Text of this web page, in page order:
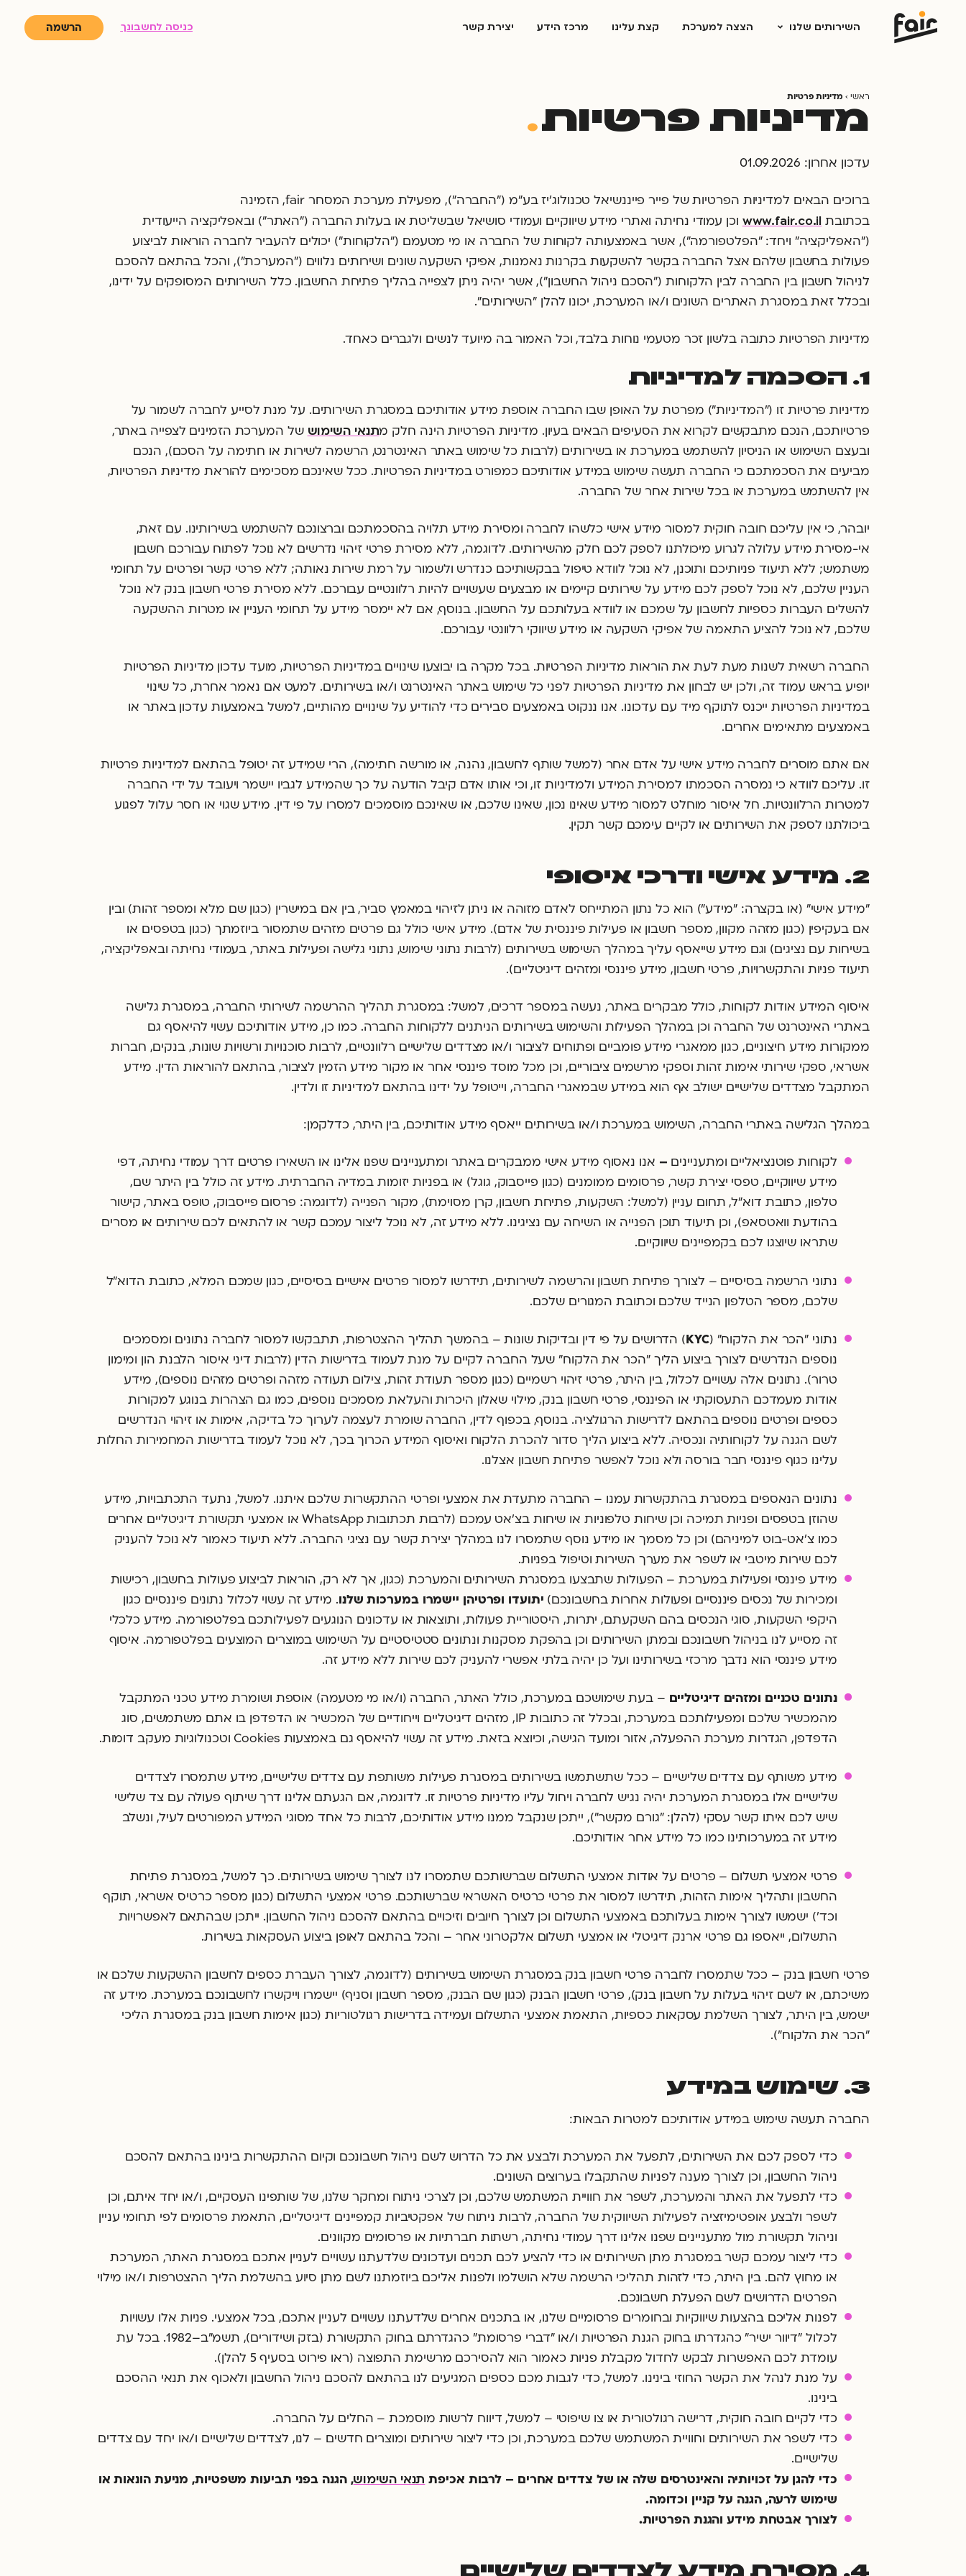
השירותים שלנו הצצה למערכת קצת עלינו מרכז הידע יצירת קשר כניסה לחשבונך הרשמה
ראשי › מדיניות פרטיות
מדיניות פרטיות.
עדכון אחרון: 01.09.2026
ברוכים הבאים למדיניות הפרטיות של פייר פייננשיאל טכנולוג'יז בע״מ (״החברה״), מפעילת מערכת המסחר fair, הזמינה
בכתובת www.fair.co.il וכן עמודי נחיתה ואתרי מידע שיווקיים ועמודי סושיאל שבשליטת או בעלות החברה (״האתר״) ובאפליקציה הייעודית
(״האפליקציה״ ויחד: ״הפלטפורמה״), אשר באמצעותה לקוחות של החברה או מי מטעמם (״הלקוחות״) יכולים להעביר לחברה הוראות לביצוע
פעולות בחשבון שלהם אצל החברה בקשר להשקעות בקרנות נאמנות, אפיקי השקעה שונים ושירותים נלווים (״המערכת״), והכל בהתאם להסכם
לניהול חשבון בין החברה לבין הלקוחות (״הסכם ניהול החשבון״), אשר יהיה ניתן לצפייה בהליך פתיחת החשבון. כלל השירותים המסופקים על ידינו,
ובכלל זאת במסגרת האתרים השונים ו/או המערכת, יכונו להלן ״השירותים״.
מדיניות הפרטיות כתובה בלשון זכר מטעמי נוחות בלבד, וכל האמור בה מיועד לנשים ולגברים כאחד.
1. הסכמה למדיניות
מדיניות פרטיות זו (״המדיניות״) מפרטת על האופן שבו החברה אוספת מידע אודותיכם במסגרת השירותים. על מנת לסייע לחברה לשמור על
פרטיותכם, הנכם מתבקשים לקרוא את הסעיפים הבאים בעיון. מדיניות הפרטיות הינה חלק מתנאי השימוש של המערכת הזמינים לצפייה באתר,
ובעצם השימוש או הניסיון להשתמש במערכת או בשירותים (לרבות כל שימוש באתר האינטרנט, הרשמה לשירות או חתימה על הסכם), הנכם
מביעים את הסכמתכם כי החברה תעשה שימוש במידע אודותיכם כמפורט במדיניות הפרטיות. ככל שאינכם מסכימים להוראת מדיניות הפרטיות,
אין להשתמש במערכת או בכל שירות אחר של החברה.
יובהר, כי אין עליכם חובה חוקית למסור מידע אישי כלשהו לחברה ומסירת מידע תלויה בהסכמתכם וברצונכם להשתמש בשירותינו. עם זאת,
אי-מסירת מידע עלולה לגרוע מיכולתנו לספק לכם חלק מהשירותים. לדוגמה, ללא מסירת פרטי זיהוי נדרשים לא נוכל לפתוח עבורכם חשבון
משתמש; ללא תיעוד פניותיכם ותוכנן, לא נוכל לוודא טיפול בבקשותיכם כנדרש ולשמור על רמת שירות נאותה; ללא פרטי קשר ופרטים על תחומי
העניין שלכם, לא נוכל לספק לכם מידע על שירותים קיימים או מבצעים שעשויים להיות רלוונטיים עבורכם. ללא מסירת פרטי חשבון בנק לא נוכל
להשלים העברות כספיות לחשבון על שמכם או לוודא בעלותכם על החשבון. בנוסף, אם לא יימסר מידע על תחומי העניין או מטרות ההשקעה
שלכם, לא נוכל להציע התאמה של אפיקי השקעה או מידע שיווקי רלוונטי עבורכם.
החברה רשאית לשנות מעת לעת את הוראות מדיניות הפרטיות. בכל מקרה בו יבוצעו שינויים במדיניות הפרטיות, מועד עדכון מדיניות הפרטיות
יופיע בראש עמוד זה, ולכן יש לבחון את מדיניות הפרטיות לפני כל שימוש באתר האינטרנט ו/או בשירותים. למעט אם נאמר אחרת, כל שינוי
במדיניות הפרטיות ייכנס לתוקף מיד עם עדכונו. אנו ננקוט באמצעים סבירים כדי להודיע על שינויים מהותיים, למשל באמצעות עדכון באתר או
באמצעים מתאימים אחרים.
אם אתם מוסרים לחברה מידע אישי על אדם אחר (למשל שותף לחשבון, נהנה, או מורשה חתימה), הרי שמידע זה יטופל בהתאם למדיניות פרטיות
זו. עליכם לוודא כי נמסרה הסכמתו למסירת המידע ולמדיניות זו, וכי אותו אדם קיבל הודעה על כך שהמידע לגביו יישמר ויעובד על ידי החברה
למטרות הרלוונטיות. חל איסור מוחלט למסור מידע שאינו נכון, שאינו שלכם, או שאינכם מוסמכים למסרו על פי דין. מידע שגוי או חסר עלול לפגוע
ביכולתנו לספק את השירותים או לקיים עימכם קשר תקין.
2. מידע אישי ודרכי איסופי
"מידע אישי" (או בקצרה: "מידע") הוא כל נתון המתייחס לאדם מזוהה או ניתן לזיהוי במאמץ סביר, בין אם במישרין (כגון שם מלא ומספר זהות) ובין
אם בעקיפין (כגון מזהה מקוון, מספר חשבון או פעילות פיננסית של אדם). מידע אישי כולל גם פרטים מזהים שתמסור ביוזמתך (כגון בטפסים או
בשיחות עם נציגים) וגם מידע שייאסף עליך במהלך השימוש בשירותים (לרבות נתוני שימוש, נתוני גלישה ופעילות באתר, בעמודי נחיתה ובאפליקציה,
תיעוד פניות והתקשרויות, פרטי חשבון, מידע פיננסי ומזהים דיגיטליים).
איסוף המידע אודות לקוחות, כולל מבקרים באתר, נעשה במספר דרכים, למשל: במסגרת תהליך ההרשמה לשירותי החברה, במסגרת גלישה
באתרי האינטרנט של החברה וכן במהלך הפעילות והשימוש בשירותים הניתנים ללקוחות החברה. כמו כן, מידע אודותיכם עשוי להיאסף גם
ממקורות מידע חיצוניים, כגון ממאגרי מידע פומביים ופתוחים לציבור ו/או מצדדים שלישיים רלוונטיים, לרבות סוכנויות ורשויות שונות, בנקים, חברות
אשראי, ספקי שירותי אימות זהות וספקי מרשמים ציבוריים, וכן מכל מוסד פיננסי אחר או מקור מידע הזמין לציבור, בהתאם להוראות הדין. מידע
המתקבל מצדדים שלישיים ישולב אף הוא במידע שבמאגרי החברה, וייטופל על ידינו בהתאם למדיניות זו ולדין.
במהלך הגלישה באתרי החברה, השימוש במערכת ו/או בשירותים ייאסף מידע אודותיכם, בין היתר, כדלקמן:
לקוחות פוטנציאליים ומתעניינים – אנו נאסוף מידע אישי ממבקרים באתר ומתעניינים שפנו אלינו או השאירו פרטים דרך עמודי נחיתה, דפי
מידע שיווקיים, טפסי יצירת קשר, פרסומים ממומנים (כגון פייסבוק, גוגל) או בפניות יזומות במדיה החברתית. מידע זה כולל בין היתר שם,
טלפון, כתובת דוא״ל, תחום עניין (למשל: השקעות, פתיחת חשבון, קרן מסוימת), מקור הפנייה (לדוגמה: פרסום פייסבוק, טופס באתר, קישור
בהודעת וואטסאפ), וכן תיעוד תוכן הפנייה או השיחה עם נציגינו. ללא מידע זה, לא נוכל ליצור עמכם קשר או להתאים לכם שירותים או מסרים
שתראו שיוצגו לכם בקמפיינים שיווקיים.
נתוני הרשמה בסיסיים – לצורך פתיחת חשבון והרשמה לשירותים, תידרשו למסור פרטים אישיים בסיסיים, כגון שמכם המלא, כתובת הדוא"ל
שלכם, מספר הטלפון הנייד שלכם וכתובת המגורים שלכם.
נתוני "הכר את הלקוח" (KYC) הדרושים על פי דין ובדיקות שונות – בהמשך תהליך ההצטרפות, תתבקשו למסור לחברה נתונים ומסמכים
נוספים הנדרשים לצורך ביצוע הליך "הכר את הלקוח" שעל החברה לקיים על מנת לעמוד בדרישות הדין (לרבות דיני איסור הלבנת הון ומימון
טרור). נתונים אלה עשויים לכלול, בין היתר, פרטי זיהוי רשמיים (כגון מספר תעודת זהות, צילום תעודה מזהה ופרטים מזהים נוספים), מידע
אודות מעמדכם התעסוקתי או הפיננסי, פרטי חשבון בנק, מילוי שאלון היכרות והעלאת מסמכים נוספים, כמו גם הצהרות בנוגע למקורות
כספים ופרטים נוספים בהתאם לדרישות הרגולציה. בנוסף, בכפוף לדין, החברה שומרת לעצמה לערוך כל בדיקה, אימות או זיהוי הנדרשים
לשם הגנה על לקוחותיה ונכסיה. ללא ביצוע הליך סדור להכרת הלקוח ואיסוף המידע הכרוך בכך, לא נוכל לעמוד בדרישות המחמירות החלות
עלינו כגוף פיננסי חבר בורסה ולא נוכל לאפשר פתיחת חשבון אצלנו.
נתונים הנאספים במסגרת בהתקשרות עמנו – החברה מתעדת את אמצעי ופרטי ההתקשרות שלכם איתנו. למשל, נתעד התכתבויות, מידע
שהוזן בטפסים ופניות תמיכה וכן שיחות טלפוניות או שיחות בצ'אט עמכם (לרבות תכתובות WhatsApp או אמצעי תקשורת דיגיטליים אחרים
כמו צ׳אט-בוט למיניהם) וכן כל מסמך או מידע נוסף שתמסרו לנו במהלך יצירת קשר עם נציגי החברה. ללא תיעוד כאמור לא נוכל להעניק
לכם שירות מיטבי או לשפר את מערך השירות וטיפול בפניות.
מידע פיננסי ופעילות במערכת – הפעולות שתבצעו במסגרת השירותים והמערכת (כגון, אך לא רק, הוראות לביצוע פעולות בחשבון, רכישות
ומכירות של נכסים פיננסיים ופעולות אחרות בחשבונכם) יתועדו ופרטיהן יישמרו במערכות שלנו . מידע זה עשוי לכלול נתונים פיננסיים כגון
היקפי השקעות, סוגי הנכסים בהם השקעתם, יתרות, היסטוריית פעולות, ותוצאות או עדכונים הנוגעים לפעילותכם בפלטפורמה. מידע כלכלי
זה מסייע לנו בניהול חשבונכם ובמתן השירותים וכן בהפקת מסקנות ונתונים סטטיסטיים על השימוש במוצרים המוצעים בפלטפורמה. איסוף
מידע פיננסי הוא נדבך מרכזי בשירותינו ועל כן יהיה בלתי אפשרי להעניק לכם שירות ללא מידע זה.
נתונים טכניים ומזהים דיגיטליים – בעת שימושכם במערכת, כולל האתר, החברה (ו/או מי מטעמה) אוספת ושומרת מידע טכני המתקבל
מהמכשיר שלכם ומפעילותכם במערכת, ובכלל זה כתובות IP, מזהים דיגיטליים וייחודיים של המכשיר או הדפדפן בו אתם משתמשים, סוג
הדפדפן, הגדרות מערכת ההפעלה, אזור ומועד הגישה, וכיוצא בזאת. מידע זה עשוי להיאסף גם באמצעות Cookies וטכנולוגיות מעקב דומות.
מידע משותף עם צדדים שלישיים – ככל שתשתמשו בשירותים במסגרת פעילות משותפת עם צדדים שלישיים, מידע שתמסרו לצדדים
שלישיים אלו במסגרת המערכת יהיה נגיש לחברה ויחול עליו מדיניות פרטיות זו. לדוגמה, אם הגעתם אלינו דרך שיתוף פעולה עם צד שלישי
שיש לכם איתו קשר עסקי (להלן: "גורם מקשר"), ייתכן שנקבל ממנו מידע אודותיכם, לרבות כל אחד מסוגי המידע המפורטים לעיל, ונשלב
מידע זה במערכותינו כמו כל מידע אחר אודותיכם.
פרטי אמצעי תשלום – פרטים על אודות אמצעי התשלום שברשותכם שתמסרו לנו לצורך שימוש בשירותים. כך למשל, במסגרת פתיחת
החשבון ותהליך אימות הזהות, תידרשו למסור את פרטי כרטיס האשראי שברשותכם. פרטי אמצעי התשלום (כגון מספר כרטיס אשראי, תוקף
וכד') ישמשו לצורך אימות בעלותכם באמצעי התשלום וכן לצורך חיובים וזיכויים בהתאם להסכם ניהול החשבון. ייתכן שבהתאם לאפשרויות
התשלום, ייאספו גם פרטי ארנק דיגיטלי או אמצעי תשלום אלקטרוני אחר – והכל בהתאם לאופן ביצוע העסקאות בשירות.
פרטי חשבון בנק – ככל שתמסרו לחברה פרטי חשבון בנק במסגרת השימוש בשירותים (לדוגמה, לצורך העברת כספים לחשבון ההשקעות שלכם או
משיכתם, או לשם זיהוי בעלות על חשבון בנק), פרטי חשבון הבנק (כגון שם הבנק, מספר חשבון וסניף) יישמרו וייקשרו לחשבונכם במערכת. מידע זה
ישמש, בין היתר, לצורך השלמת עסקאות כספיות, התאמת אמצעי התשלום ועמידה בדרישות רגולטוריות (כגון אימות חשבון בנק במסגרת הליכי
"הכר את הלקוח").
3. שימוש במידע
החברה תעשה שימוש במידע אודותיכם למטרות הבאות:
כדי לספק לכם את השירותים, לתפעל את המערכת ולבצע את כל הדרוש לשם ניהול חשבונכם וקיום ההתקשרות בינינו בהתאם להסכם
ניהול החשבון, וכן לצורך מענה לפניות שהתקבלו בערוצים השונים.
כדי לתפעל את האתר והמערכת, לשפר את חוויית המשתמש שלכם, וכן לצרכי ניתוח ומחקר שלנו, של שותפינו העסקיים, ו/או יחד איתם, וכן
לשפר ולבצע אופטימיזציה לפעילות השיווקית של החברה, לרבות ניתוח של אפקטיביות קמפיינים דיגיטליים, התאמת פרסומים לפי תחומי עניין
וניהול תקשורת מול מתעניינים שפנו אלינו דרך עמודי נחיתה, רשתות חברתיות או פרסומים מקוונים.
כדי ליצור עמכם קשר במסגרת מתן השירותים או כדי להציע לכם תכנים ועדכונים שלדעתנו עשויים לעניין אתכם במסגרת האתר, המערכת
או מחוץ להם. בין היתר, כדי לזהות תהליכי הרשמה שלא הושלמו ולפנות אליכם ביוזמתנו לשם מתן סיוע בהשלמת הליך ההצטרפות ו/או מילוי
הפרטים הדרושים לשם הפעלת חשבונכם.
לפנות אליכם בהצעות שיווקיות ובחומרים פרסומיים שלנו, או בתכנים אחרים שלדעתנו עשויים לעניין אתכם, בכל אמצעי. פניות אלו עשויות
לכלול ״דיוור ישיר״ כהגדרתו בחוק הגנת הפרטיות ו/או ״דברי פרסומת״ כהגדרתם בחוק התקשורת (בזק ושידורים), תשמ"ב–1982. בכל עת
עומדת לכם האפשרות לבקש לחדול מקבלת פניות כאמור הוא להסירכם מרשימת התפוצה (ראו פירוט בסעיף 5 להלן).
על מנת לנהל את הקשר החוזי בינינו. למשל, כדי לגבות מכם כספים המגיעים לנו בהתאם להסכם ניהול החשבון ולאכוף את תנאי ההסכם
בינינו.
כדי לקיים חובה חוקית, דרישה רגולטורית או צו שיפוטי – למשל, דיווח לרשות מוסמכת – החלים על החברה.
כדי לשפר את השירותים וחוויית המשתמש שלכם במערכת, וכן כדי ליצור שירותים ומוצרים חדשים – לנו, לצדדים שלישיים ו/או יחד עם צדדים
שלישיים.
כדי להגן על זכויותיה והאינטרסים שלה או של צדדים אחרים – לרבות אכיפת תנאי השימוש, הגנה בפני תביעות משפטיות, מניעת הונאות או
שימוש לרעה, הגנה על קניין וכדומה.
לצורך אבטחת מידע והגנת הפרטיות.
4. מסירת מידע לצדדים שלישיים